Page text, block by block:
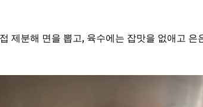
제분해 면을 뽑고, 육수에는 잡맛을 없애고 은